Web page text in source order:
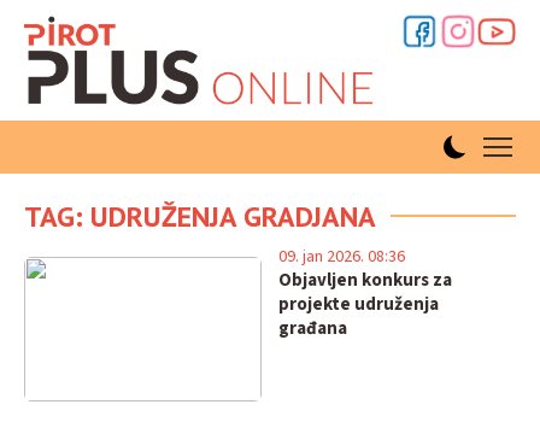
TAG: UDRUŽENJA GRADJANA
Objavljen konkurs za
projekte udruženja
građana
09. jan 2026. 08:36